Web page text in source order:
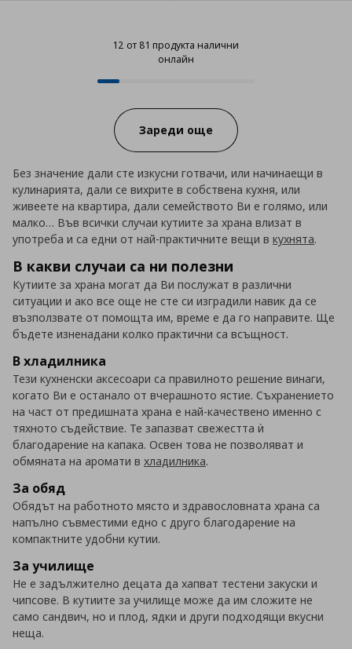
12 от 81 продукта налични
онлайн
12 от 81 продукта налични
Progress:
Зареди още
Без значение дали сте изкусни готвачи, или начинаещи в
кулинарията, дали се вихрите в собствена кухня, или
живеете на квартира, дали семейството Ви е голямо, или
малко… Във всички случаи кутиите за храна влизат в
употреба и са едни от най-практичните вещи в кухнята.
В какви случаи са ни полезни
Кутиите за храна могат да Ви послужат в различни
ситуации и ако все още не сте си изградили навик да се
възползвате от помощта им, време е да го направите. Ще
бъдете изненадани колко практични са всъщност.
В хладилника
Тези кухненски аксесоари са правилното решение винаги,
когато Ви е останало от вчерашното ястие. Съхранението
на част от предишната храна е най-качествено именно с
тяхното съдействие. Те запазват свежестта ѝ
благодарение на капака. Освен това не позволяват и
обмяната на аромати в хладилника.
За обяд
Обядът на работното място и здравословната храна са
напълно съвместими едно с друго благодарение на
компактните удобни кутии.
За училище
Не е задължително децата да хапват тестени закуски и
чипсове. В кутиите за училище може да им сложите не
само сандвич, но и плод, ядки и други подходящи вкусни
неща.